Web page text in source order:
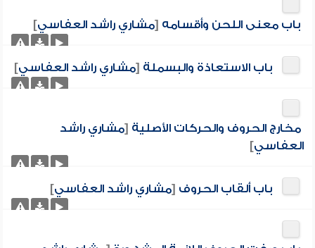
باب معنى اللحن وأقسامه [مشاري راشد العفاسي]
باب الاستعاذة والبسملة [مشاري راشد العفاسي]
مخارج الحروف والحركات الأصلية [مشاري راشد
العفاسي]
باب ألقاب الحروف [مشاري راشد العفاسي]